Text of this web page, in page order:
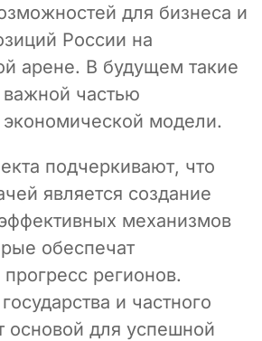
для бизнеса и
России на
арене. В будущем такие
важной частью
модели.
подчеркивают, что
является создание
механизмов
обеспечат
регионов.
и частного
основой для успешной